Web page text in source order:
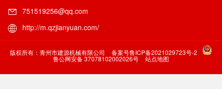
751519256@qq.com
http://m.qzjianyuan.com/
版权所有：青州市建源机械有限公司 备案号鲁ICP备2021029723号-2
鲁公网安备 37078102002026号 站点地图